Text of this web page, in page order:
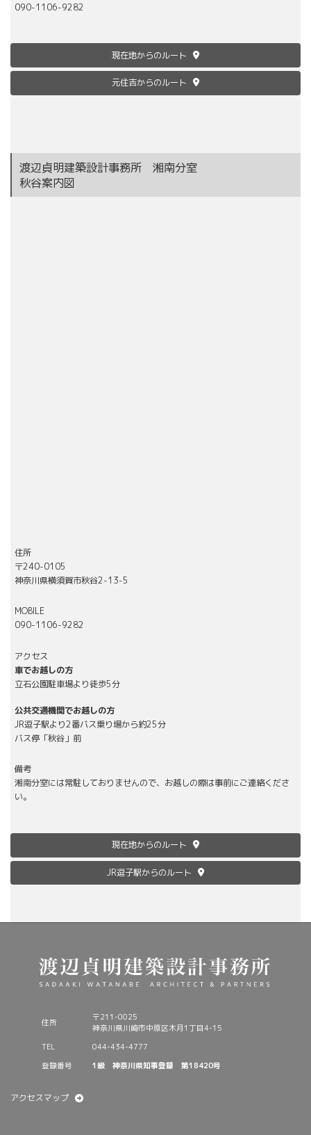
090-1106-9282
現在地からのルート
元住吉からのルート
渡辺貞明建築設計事務所 湘南分室
秋谷案内図
住所
〒240-0105
神奈川県横須賀市秋谷2-13-5
MOBILE
090-1106-9282
アクセス
車でお越しの方
立石公園駐車場より徒歩5分
公共交通機関でお越しの方
JR逗子駅より2番バス乗り場から約25分
バス停「秋谷」前
備考
湘南分室には常駐しておりませんので、お越しの際は事前にご連絡くださ
い。
現在地からのルート
JR逗子駅からのルート
住所
〒211-0025
神奈川県川崎市中原区木月1丁目4-15
TEL
044-434-4777
登録番号
1級 神奈川県知事登録 第18420号
アクセスマップ